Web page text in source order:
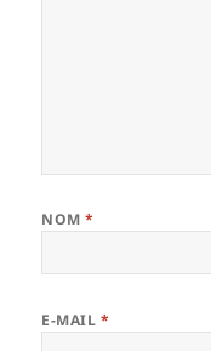
NOM*
E-MAIL *